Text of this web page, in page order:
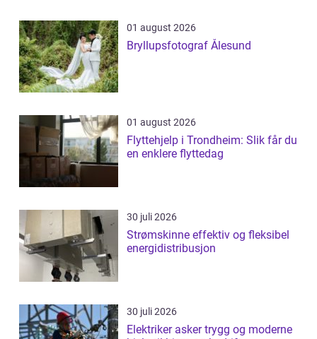
01 august 2026
Bryllupsfotograf Ålesund
01 august 2026
Flyttehjelp i Trondheim: Slik får du
en enklere flyttedag
30 juli 2026
Strømskinne effektiv og fleksibel
energidistribusjon
30 juli 2026
Elektriker asker trygg og moderne